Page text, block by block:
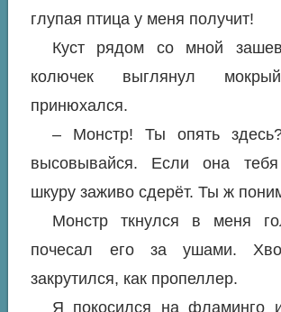
глупая птица у меня получит!
Куст рядом со мной
колючек выглянул
принюхался.
– Монстр! Ты опять
высовывайся. Если она
шкуру заживо сдерёт. Ты ж
Монстр ткнулся в меня
почесал его за ушами.
закрутился, как пропеллер.
Я покосился на фламинго